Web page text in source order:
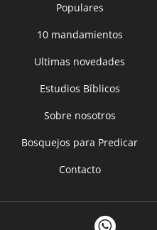
Populares
10 mandamientos
Ultimas novedades
Estudios Bíblicos
Sobre nosotros
Bosquejos para Predicar
Contacto